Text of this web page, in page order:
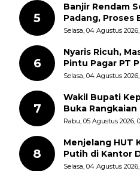
5
Banjir Rendam
Padang, Proses
Berlangsung
Selasa, 04 Agustus 2026,
6
Nyaris Ricuh,
Pintu Pagar PT
Selasa, 04 Agustus
7
Wakil Bupati
Buka
Kemerdekaan
Rabu, 05 Agustus 2026,
8
Menjelang HUT
Putih di Kantor
Disorot Warga
Selasa, 04 Agustus